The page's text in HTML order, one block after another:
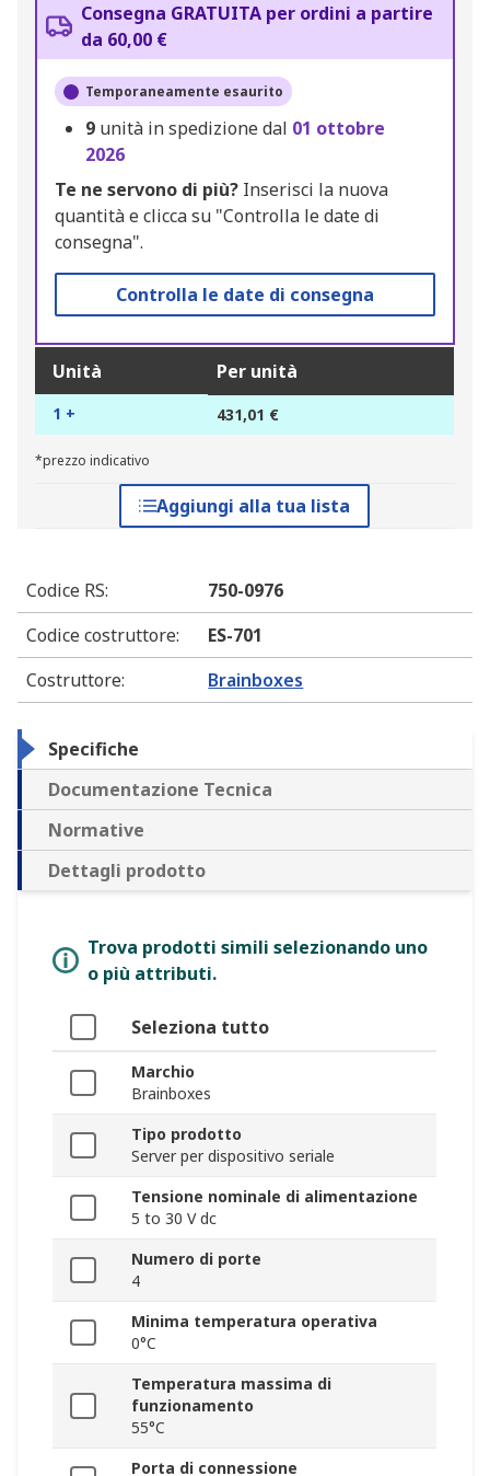
Consegna GRATUITA per ordini a partire
da 60,00 €
Temporaneamente esaurito
9 unità in spedizione dal 01 ottobre
2026
Te ne servono di più? Inserisci la nuova
quantità e clicca su "Controlla le date di
consegna".
Controlla le date di consegna
Unità Per unità
1 + 431,01 €
*prezzo indicativo
Aggiungi alla tua lista
Codice RS:
750-0976
Codice costruttore:
ES-701
Costruttore: Brainboxes
Specifiche
Documentazione Tecnica
Normative
Dettagli prodotto
Trova prodotti simili selezionando uno
o più attributi.
Seleziona tutto
Marchio
Brainboxes
Tipo prodotto
Server per dispositivo seriale
Tensione nominale di alimentazione
5 to 30 V dc
Numero di porte
4
Minima temperatura operativa
0°C
Temperatura massima di
funzionamento
55°C
Porta di connessione